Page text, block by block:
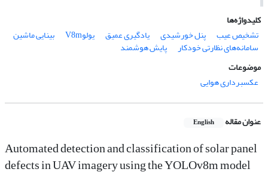
کلیدواژه‌ها
تشخیص عیب
پنل خورشیدی یادگیری عمیق یولوV8m بینایی ماشین
سامانه‌های نظارتی خودکار
پایش هوشمند
موضوعات
عکسبرداری هوایی
عنوان مقاله English
Automated detection and classification of solar panel
defects in UAV imagery using the YOLOv8m model